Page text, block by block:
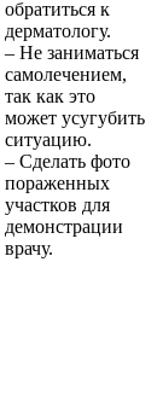
обратиться к
дерматологу.
– Не заниматься
самолечением,
так как это
может усугубить
ситуацию.
– Сделать фото
пораженных
участков для
демонстрации
врачу.